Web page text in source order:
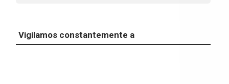
Vigilamos constantemente a